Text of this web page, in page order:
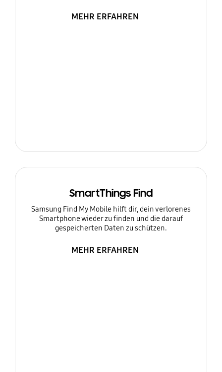
MEHR ERFAHREN
SmartThings Find
Samsung Find My Mobile hilft dir, dein verlorenes
Smartphone wieder zu finden und die darauf
gespeicherten Daten zu schützen.
MEHR ERFAHREN